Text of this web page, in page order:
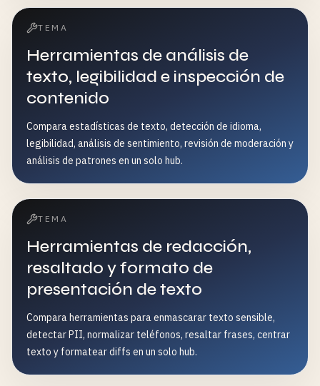
TEMA
Herramientas de análisis de
texto, legibilidad e inspección de
contenido
Compara estadísticas de texto, detección de idioma,
legibilidad, análisis de sentimiento, revisión de moderación y
análisis de patrones en un solo hub.
TEMA
Herramientas de redacción,
resaltado y formato de
presentación de texto
Compara herramientas para enmascarar texto sensible,
detectar PII, normalizar teléfonos, resaltar frases, centrar
texto y formatear diffs en un solo hub.